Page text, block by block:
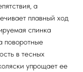
а
плавный ход
спинка
поворотные
в тесных
упрощает ее